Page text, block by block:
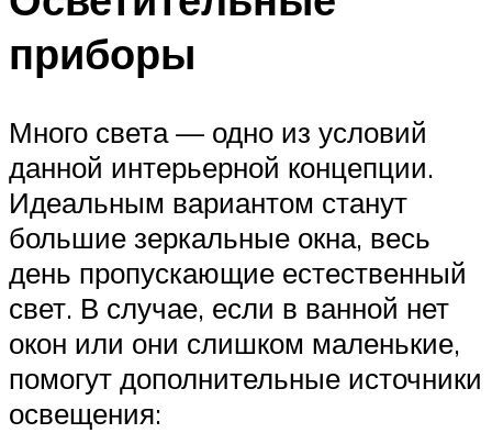
приборы
Много света — одно из условий
данной интерьерной концепции.
Идеальным вариантом станут
большие зеркальные окна, весь
день пропускающие естественный
свет. В случае, если в ванной нет
окон или они слишком маленькие,
помогут дополнительные источники
освещения: